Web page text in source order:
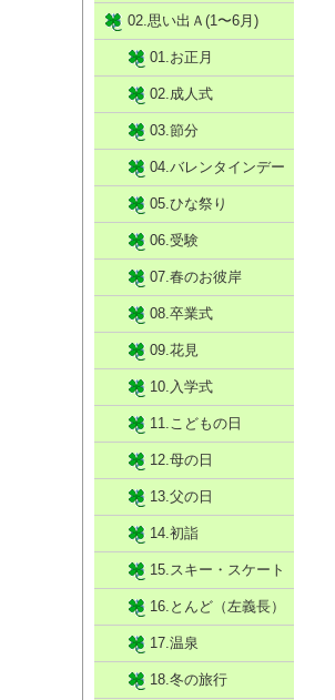
02.思い出Ａ(1〜6月)
01.お正月
02.成人式
03.節分
04.バレンタインデー
05.ひな祭り
06.受験
07.春のお彼岸
08.卒業式
09.花見
10.入学式
11.こどもの日
12.母の日
13.父の日
14.初詣
15.スキー・スケート
16.とんど（左義長）
17.温泉
18.冬の旅行